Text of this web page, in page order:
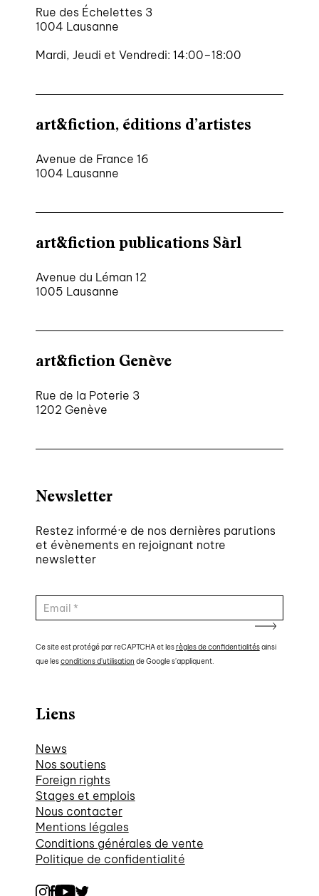
Rue des Échelettes 3
1004 Lausanne
Mardi, Jeudi et Vendredi: 14:00–18:00
art&fiction, éditions d’artistes
Avenue de France 16
1004 Lausanne
art&fiction publications Sàrl
Avenue du Léman 12
1005 Lausanne
art&fiction Genève
Rue de la Poterie 3
1202 Genève
Newsletter
Restez informé·e de nos dernières parutions
et évènements en rejoignant notre
newsletter
Ce site est protégé par reCAPTCHA et lesrègles de confidentialitésainsi
que lesconditions d'utilisation de Google s'appliquent.
Liens
News
Nos soutiens
Foreign rights
Stages et emplois
Nous contacter
Mentions légales
Conditions générales de vente
Politique de confidentialité